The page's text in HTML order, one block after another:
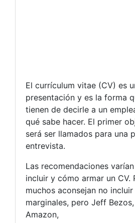
El currículum vitae (CV) es
presentación y es la forma
tienen de decirle a un
qué sabe hacer. El primer
será ser llamados para una
entrevista.
Las recomendaciones
incluir y cómo armar un CV.
muchos aconsejan no
marginales, pero Jeff
Amazon,